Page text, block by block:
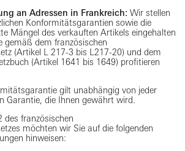
an Adressen in Frankreich: Wir stellen
Konformitätsgarantien sowie die
Mängel des verkauften Artikels eingehalten
gemäß dem französischen
(Artikel L 217-3 bis L217-20) und dem
(Artikel 1641 bis 1649) profitieren
gilt unabhängig von jeder
Garantie, die Ihnen gewährt wird.
des französischen
möchten wir Sie auf die folgenden
hinweisen: